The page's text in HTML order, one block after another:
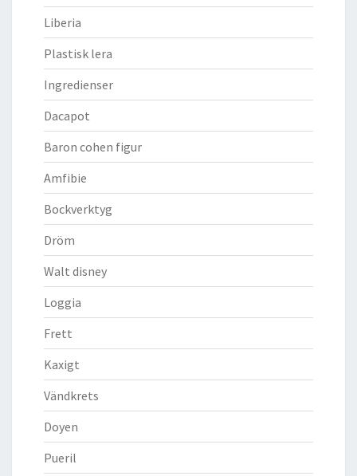
Liberia
Plastisk lera
Ingredienser
Dacapot
Baron cohen figur
Amfibie
Bockverktyg
Dröm
Walt disney
Loggia
Frett
Kaxigt
Vändkrets
Doyen
Pueril